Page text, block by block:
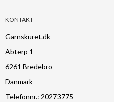
KONTAKT
Garnskuret.dk
Abterp 1
6261 Bredebro
Danmark
Telefonnr.: 20273775